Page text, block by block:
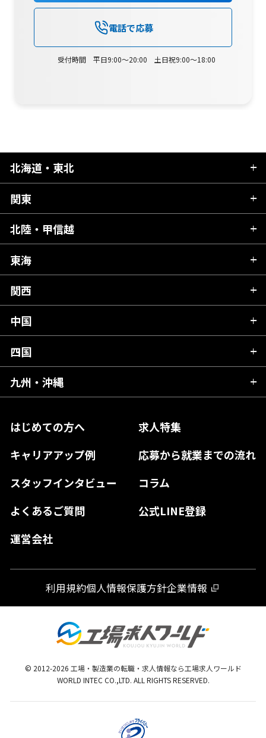
電話で応募
受付時間 平日9:00～20:00 土日祝9:00～18:00
はじめての方へ
求人特集
キャリアアップ例
応募から就業までの流れ
スタッフインタビュー
コラム
よくあるご質問
公式LINE登録
運営会社
北海道・東北
北海道
青森県
秋田県
岩手県
宮城県
福島県
関東
茨城県
栃木県
群馬県
千葉県
東京都
神奈川県
北陸・甲信越
新潟県
富山県
石川県
山梨県
長野県
東海
岐阜県
静岡県
愛知県
関西
滋賀県
京都府
大阪府
奈良県
和歌山県
中国
広島県
岡山県
島根県
山口県
四国
愛媛県
徳島県
九州・沖縄
熊本県
宮崎県
鹿児島県
利用規約個人情報保護方針企業情報
© 2012-2026 工場・製造業の転職・求人情報なら工場求人ワールド
WORLD INTEC CO.,LTD. ALL RIGHTS RESERVED.